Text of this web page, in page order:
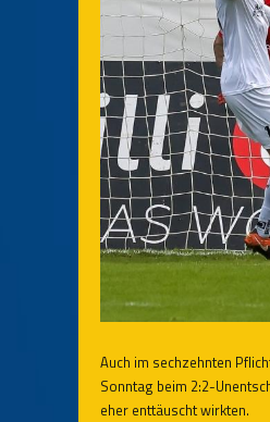
Auch im sechzehnten
Sonntag beim 2:2-
eher enttäuscht wirkten.